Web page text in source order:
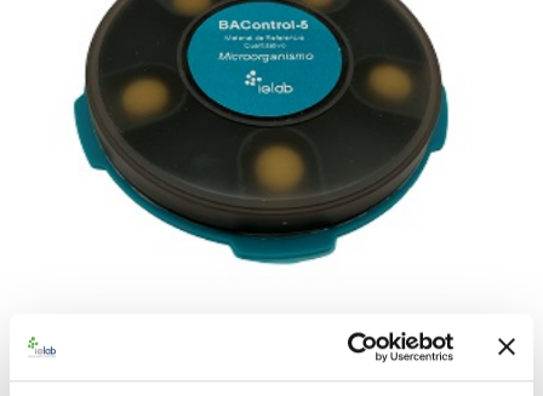
990302 BAControl-5 Rango